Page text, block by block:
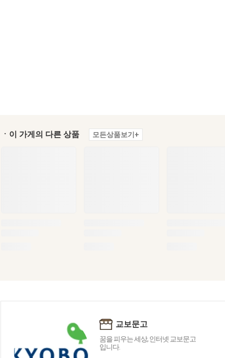
ㆍ이 가게의 다른 상품 모든상품보기+
교보문고
꿈을 피우는 세상, 인터넷 교보문고
입니다.